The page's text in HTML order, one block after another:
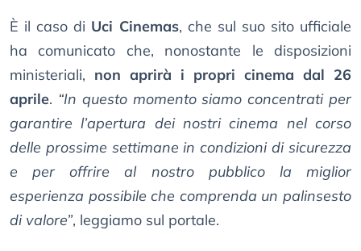
È il caso di Uci Cinemas, che sul suo sito ufficiale
ha comunicato che, nonostante le disposizioni
ministeriali, non aprirà i propri cinema dal 26
aprile. “In questo momento siamo concentrati per
garantire l’apertura dei nostri cinema nel corso
delle prossime settimane in condizioni di sicurezza
e per offrire al nostro pubblico la miglior
esperienza possibile che comprenda un palinsesto
di valore”, leggiamo sul portale.